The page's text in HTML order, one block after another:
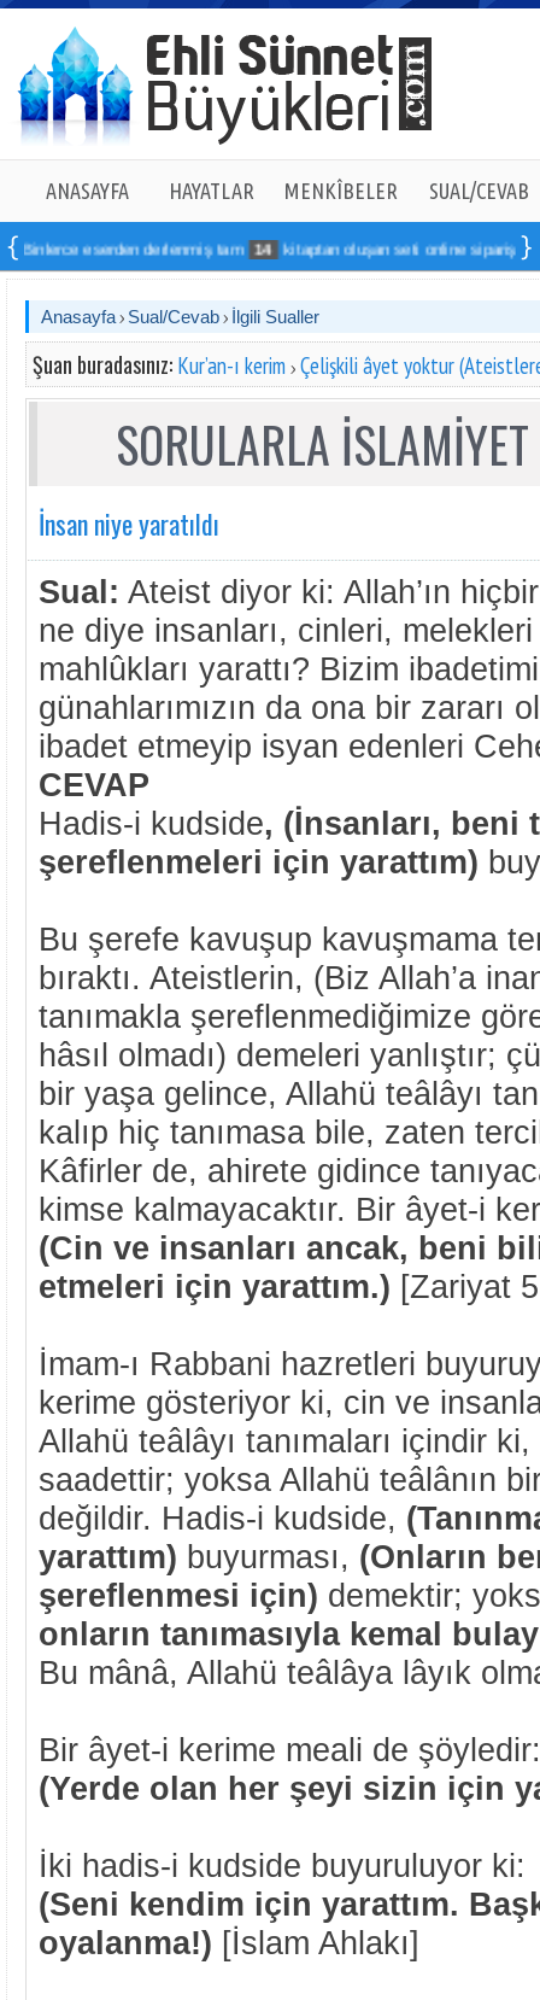
ANASAYFA HAYATLAR MENKÎBELER SUAL/CEVAB
eserden derlenmiş tam 14 kitaptan oluşan seti online sipariş
Anasayfa Sual/Cevab İlgili Sualler
Şuan buradasınız: Kur’an-ı kerim Çelişkili âyet yoktur
SORULARLA
İnsan niye yaratıldı
Sual: Ateist diyor ki: Allah’ın
ne diye insanları, cinleri, melekleri
mahlûkları yarattı? Bizim
günahlarımızın da ona bir zararı
ibadet etmeyip isyan edenleri
CEVAP
Hadis-i kudside, (İnsanları, beni
şereflenmeleri için yarattım)
Bu şerefe kavuşup kavuşmama
bıraktı. Ateistlerin, (Biz Allah’a
tanımakla şereflenmediğimize
hâsıl olmadı) demeleri yanlıştır;
bir yaşa gelince, Allahü teâlâyı
kalıp hiç tanımasa bile, zaten
Kâfirler de, ahirete gidince
kimse kalmayacaktır. Bir âyet-i
(Cin ve insanları ancak, beni
etmeleri için yarattım.) [Zariyat
İmam-ı Rabbani hazretleri
kerime gösteriyor ki, cin ve
Allahü teâlâyı tanımaları içindir
saadettir; yoksa Allahü teâlânın
değildir. Hadis-i kudside,
yarattım) buyurması, (Onların
şereflenmesi için) demektir;
onların tanımasıyla kemal
Bu mânâ, Allahü teâlâya lâyık
Bir âyet-i kerime meali de şöyledir:
(Yerde olan her şeyi sizin için
İki hadis-i kudside buyuruluyor ki:
(Seni kendim için yarattım.
oyalanma!) [İslam Ahlakı]